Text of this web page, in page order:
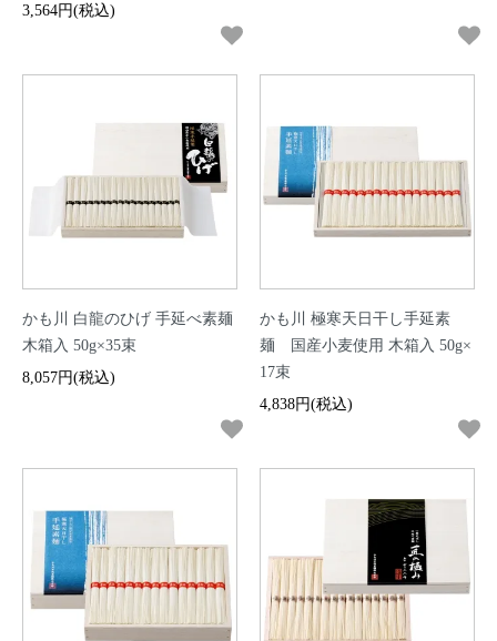
3,564円(税込)
かも川 白龍のひげ 手延べ素麺
木箱入 50g×35束
8,057円(税込)
かも川 極寒天日干し手延素
麺 国産小麦使用 木箱入 50g×
17束
4,838円(税込)